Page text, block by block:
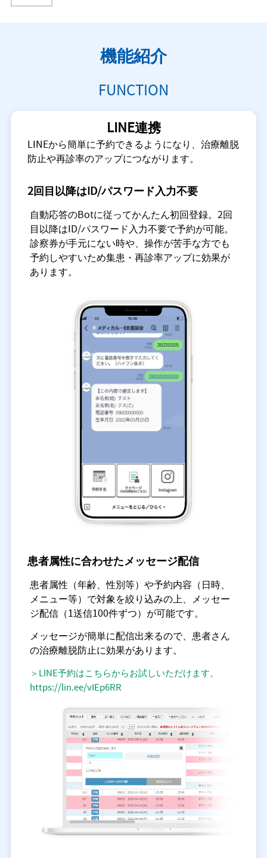
機能紹介
FUNCTION
LINE連携
LINEから簡単に予約できるようになり、治療離脱
防止や再診率のアップにつながります。
2回目以降はID/パスワード入力不要
自動応答のBotに従ってかんたん初回登録。2回
目以降はID/パスワード入力不要で予約が可能。
診察券が手元にない時や、操作が苦手な方でも
予約しやすいため集患・再診率アップに効果が
あります。
患者属性に合わせたメッセージ配信
患者属性（年齢、性別等）や予約内容（日時、
メニュー等）で対象を絞り込みの上、メッセー
ジ配信（1送信100件ずつ）が可能です。
メッセージが簡単に配信出来るので、患者さん
の治療離脱防止に効果があります。
＞LINE予約はこちらからお試しいただけます。
https://lin.ee/vIEp6RR